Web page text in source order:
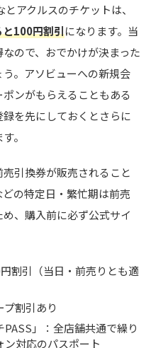
アクルスのチケットは、
と100円割引になります。当
ので、おでかけが決まった
。アソビューへの新規会
ンがもらえることもある
を先にしておくとさらに
。
引換券が販売されること
の特定日・繁忙期は前売
、購入前に必ず公式サイ
割引（当日・前売りとも適
割引あり
」：全店舗共通で繰り
対応のパスポート